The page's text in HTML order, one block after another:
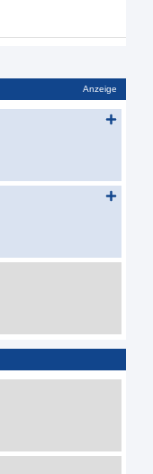
Anzeige